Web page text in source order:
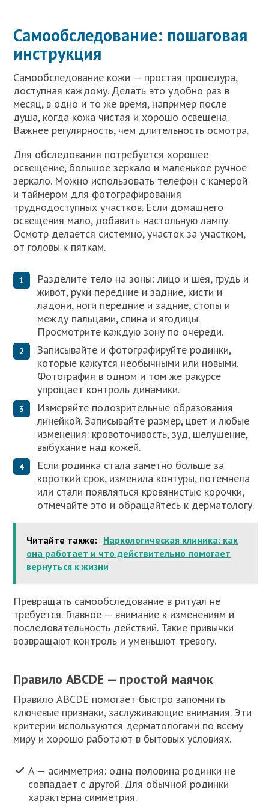
Самообследование: пошаговая
инструкция
Самообследование кожи — простая процедура,
доступная каждому. Делать это удобно раз в
месяц, в одно и то же время, например после
душа, когда кожа чистая и хорошо освещена.
Важнее регулярность, чем длительность осмотра.
Для обследования потребуется хорошее
освещение, большое зеркало и маленькое ручное
зеркало. Можно использовать телефон с камерой
и таймером для фотографирования
труднодоступных участков. Если домашнего
освещения мало, добавить настольную лампу.
Осмотр делается системно, участок за участком,
от головы к пяткам.
Разделите тело на зоны: лицо и шея, грудь и
живот, руки передние и задние, кисти и
ладони, ноги передние и задние, стопы и
между пальцами, спина и ягодицы.
Просмотрите каждую зону по очереди.
Записывайте и фотографируйте родинки,
которые кажутся необычными или новыми.
Фотография в одном и том же ракурсе
упрощает контроль динамики.
Измеряйте подозрительные образования
линейкой. Записывайте размер, цвет и любые
изменения: кровоточивость, зуд, шелушение,
выбухание над кожей.
Если родинка стала заметно больше за
короткий срок, изменила контуры, потемнела
или стали появляться кровянистые корочки,
отмечайте это и обращайтесь к дерматологу.
Читайте также: Наркологическая клиника: как
она работает и что действительно помогает
вернуться к жизни
Превращать самообследование в ритуал не
требуется. Главное — внимание к изменениям и
последовательность действий. Такие привычки
возвращают контроль и уменьшют тревогу.
Правило ABCDE — простой маячок
Правило ABCDE помогает быстро запомнить
ключевые признаки, заслуживающие внимания. Эти
критерии используются дерматологами по всему
миру и хорошо работают в бытовых условиях.
A — асимметрия: одна половина родинки не
совпадает с другой. Для обычной родинки
характерна симметрия.